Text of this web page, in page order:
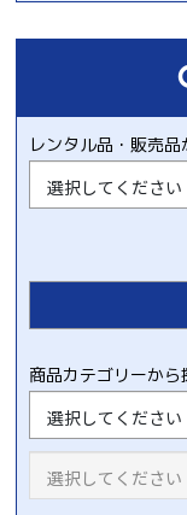
レンタル品・販売品
商品カテゴリーから